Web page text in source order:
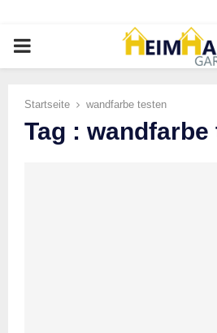
PRIMARY
Startseite wandfarbe testen
Tag : wandfarbe